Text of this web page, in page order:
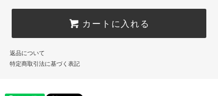
カートに入れる
返品について
特定商取引法に基づく表記